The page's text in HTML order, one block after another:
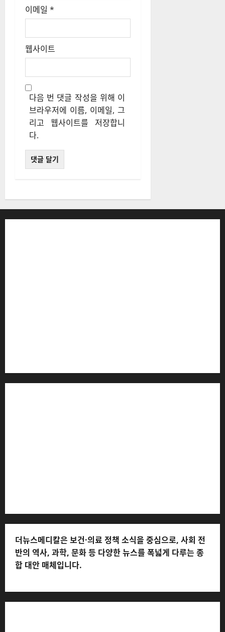
이메일 *
웹사이트
다음 번 댓글 작성을 위해 이
브라우저에 이름, 이메일, 그
리고 웹사이트를 저장합니
다.
더뉴스메디칼은 보건·의료 정책 소식을 중심으로, 사회 전
반의 역사, 과학, 문화 등 다양한 뉴스를 폭넓게 다루는 종
합 대안 매체입니다.